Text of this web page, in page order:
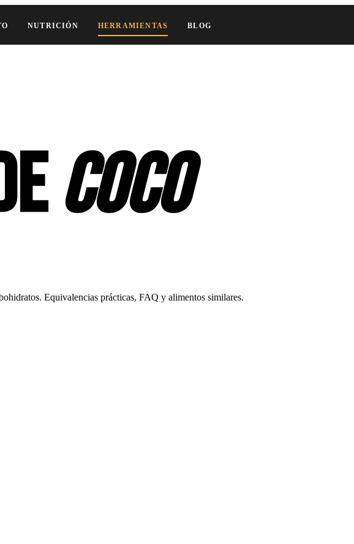
NUTRICIÓN HERRAMIENTAS BLOG
coco
Equivalencias prácticas, FAQ y alimentos similares.